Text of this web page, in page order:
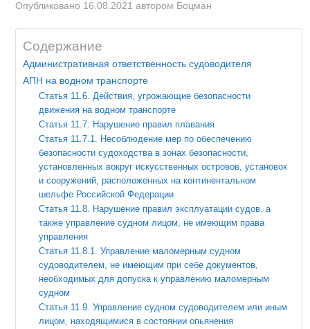
ГИМС, ГОСУДАРСТВО
ВОПРОСЫ
СПРАВОЧНИК
Опубликовано 16.08.2021 автором Боцман
Содержание
Административная ответственность судоводителя
АПН на водном транспорте
Статья 11.6. Действия, угрожающие безопасности
движения на водном транспорте
Статья 11.7. Нарушение правил плавания
Статья 11.7.1. Несоблюдение мер по обеспечению
безопасности судоходства в зонах безопасности,
установленных вокруг искусственных островов, установок
и сооружений, расположенных на континентальном
шельфе Российской Федерации
Статья 11.8. Нарушение правил эксплуатации судов, а
также управление судном лицом, не имеющим права
управления
Статья 11.8.1. Управление маломерным судном
судоводителем, не имеющим при себе документов,
необходимых для допуска к управлению маломерным
судном
Статья 11.9. Управление судном судоводителем или иным
лицом, находящимися в состоянии опьянения